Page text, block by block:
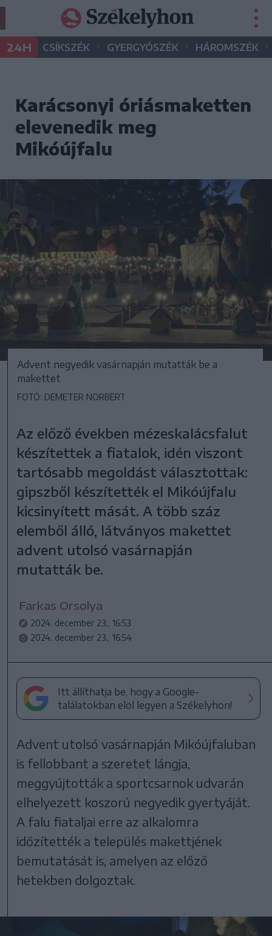
24H CSÍKSZÉK • GYERGYÓSZÉK • HÁROMSZÉK •
Karácsonyi óriásmaketten
elevenedik meg
Mikóújfalu
Advent negyedik vasárnapján mutatták be a
makettet
FOTÓ: DEMETER NORBERT
Az előző években mézeskalácsfalut
készítettek a fiatalok, idén viszont
tartósabb megoldást választottak:
gipszből készítették el Mikóújfalu
kicsinyített mását. A több száz
elemből álló, látványos makettet
advent utolsó vasárnapján
mutatták be.
Farkas Orsolya
2024. december 23., 16:53
2024. december 23., 16:54
Itt állíthatja be, hogy a Google-
találatokban elöl legyen a Székelyhon!
Advent utolsó vasárnapján Mikóújfaluban
is fellobbant a szeretet lángja,
meggyújtották a sportcsarnok udvarán
elhelyezett koszorú negyedik gyertyáját.
A falu fiataljai erre az alkalomra
időzítették a település makettjének
bemutatását is, amelyen az előző
hetekben dolgoztak.